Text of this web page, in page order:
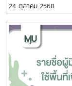
24 ตุลาคม 2568